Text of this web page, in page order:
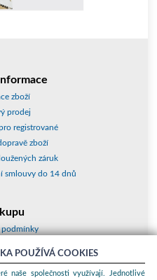
zboží
prodej
registrované
zboží
záruk
smlouvy do 14 dnů
adresy
POUŽÍVÁ COOKIES
naše společnosti využívají. Jednotlivé